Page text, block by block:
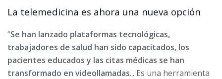
La telemedicina es ahora una nueva opción
“Se han lanzado plataformas tecnológicas,
trabajadores de salud han sido capacitados, los
pacientes educados y las citas médicas se han
transformado en videollamadas... Es una herramienta